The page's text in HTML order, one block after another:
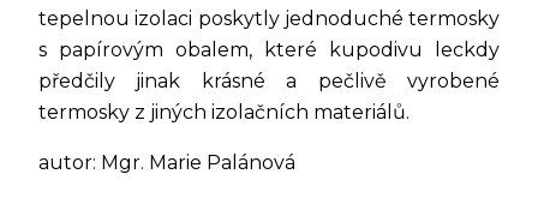
tepelnou izolaci poskytly jednoduché termosky
s papírovým obalem, které kupodivu leckdy
předčily jinak krásné a pečlivě vyrobené
termosky z jiných izolačních materiálů.
autor: Mgr. Marie Palánová